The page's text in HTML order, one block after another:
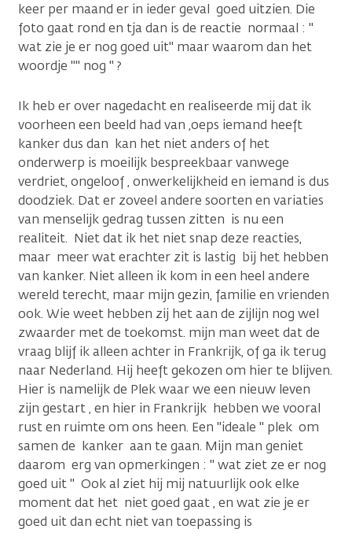
keer per maand er in ieder geval goed uitzien. Die
foto gaat rond en tja dan is de reactie normaal : ''
wat zie je er nog goed uit" maar waarom dan het
woordje "" nog " ?
Ik heb er over nagedacht en realiseerde mij dat ik
voorheen een beeld had van ,oeps iemand heeft
kanker dus dan kan het niet anders of het
onderwerp is moeilijk bespreekbaar vanwege
verdriet, ongeloof , onwerkelijkheid en iemand is dus
doodziek. Dat er zoveel andere soorten en variaties
van menselijk gedrag tussen zitten is nu een
realiteit. Niet dat ik het niet snap deze reacties,
maar meer wat erachter zit is lastig bij het hebben
van kanker. Niet alleen ik kom in een heel andere
wereld terecht, maar mijn gezin, familie en vrienden
ook. Wie weet hebben zij het aan de zijlijn nog wel
zwaarder met de toekomst. mijn man weet dat de
vraag blijf ik alleen achter in Frankrijk, of ga ik terug
naar Nederland. Hij heeft gekozen om hier te blijven.
Hier is namelijk de Plek waar we een nieuw leven
zijn gestart , en hier in Frankrijk hebben we vooral
rust en ruimte om ons heen. Een ''ideale '' plek om
samen de kanker aan te gaan. Mijn man geniet
daarom erg van opmerkingen : '' wat ziet ze er nog
goed uit '' Ook al ziet hij mij natuurlijk ook elke
moment dat het niet goed gaat , en wat zie je er
goed uit dan echt niet van toepassing is